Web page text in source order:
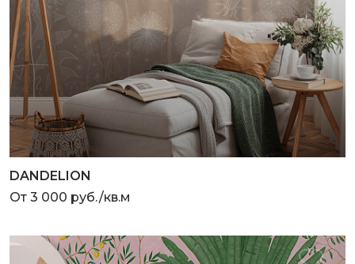
DANDELION
От 3 000 руб./кв.м